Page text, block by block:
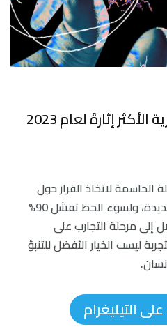
إثارةً لعام 2023
الحاسمة لاتخاذ القرار حول
المستحضرات الصيدلانية الجديدة، ولسوء الحظ تفشل 90%
إلى مرحلة التجارب على
ليست الخيار الأفضل للتنبؤ
التيليغرام